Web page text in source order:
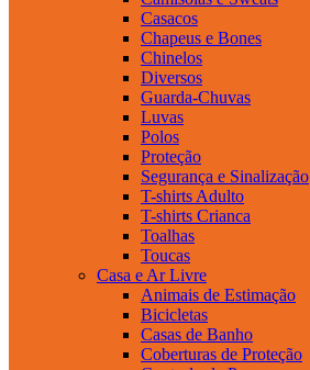
Casacos
Chapeus e Bones
Chinelos
Diversos
Guarda-Chuvas
Luvas
Polos
Proteção
Segurança e Sinalização
T-shirts Adulto
T-shirts Crianca
Toalhas
Toucas
Casa e Ar Livre
Animais de Estimação
Bicicletas
Casas de Banho
Coberturas de Proteção